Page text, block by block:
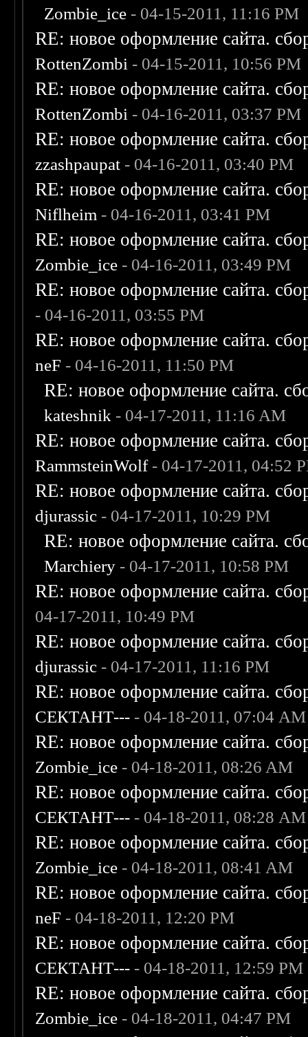
Zombie_ice - 04-15-2011, 11:16 PM
RE: новое оформление сайта.
RottenZombi - 04-15-2011, 10:56 PM
RE: новое оформление сайта.
RottenZombi - 04-16-2011, 03:37 PM
RE: новое оформление сайта.
zzashpaupat - 04-16-2011, 03:40 PM
RE: новое оформление сайта.
Niflheim - 04-16-2011, 03:41 PM
RE: новое оформление сайта.
Zombie_ice - 04-16-2011, 03:49 PM
RE: новое оформление сайта.
- 04-16-2011, 03:55 PM
RE: новое оформление сайта.
neF - 04-16-2011, 11:50 PM
RE: новое оформление сайта.
kateshnik - 04-17-2011, 11:16 AM
RE: новое оформление сайта.
RammsteinWolf- 04-17-2011, 04:52
RE: новое оформление сайта.
djurassic - 04-17-2011, 10:29 PM
RE: новое оформление сайта.
Marchiery - 04-17-2011, 10:58 PM
RE: новое оформление сайта.
04-17-2011, 10:49 PM
RE: новое оформление сайта.
djurassic - 04-17-2011, 11:16 PM
RE: новое оформление сайта.
СЕКТАНТ--- - 04-18-2011, 07:04 AM
RE: новое оформление сайта.
Zombie_ice - 04-18-2011, 08:26 AM
RE: новое оформление сайта.
СЕКТАНТ--- - 04-18-2011, 08:28 AM
RE: новое оформление сайта.
Zombie_ice - 04-18-2011, 08:41 AM
RE: новое оформление сайта.
neF - 04-18-2011, 12:20 PM
RE: новое оформление сайта.
СЕКТАНТ--- - 04-18-2011, 12:59 PM
RE: новое оформление сайта.
Zombie_ice - 04-18-2011, 04:47 PM